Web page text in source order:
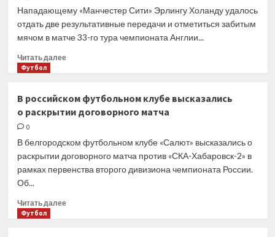
с Месси
решил
остаться
по схеме
«1+1»
Нападающему «Манчестер Сити» Эрлингу Холанду удалось
отдать две результативные передачи и отметиться забитым
мячом в матче 33-го тура чемпионата Англии...
Читать далееПрочитать
установил
рекорд
по голам
за сезон
Футбол
В российском футбольном клубе высказались
о раскрытии договорного матча
0
В белгородском футбольном клубе «Салют» высказались о
раскрытии договорного матча против «СКА-Хабаровск-2» в
рамках первенства второго дивизиона чемпионата России.
Об...
Читать далееПрочитать
Футбол